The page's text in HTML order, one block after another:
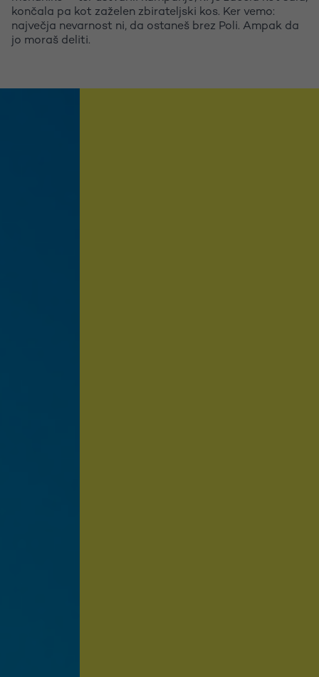
končala pa kot zaželen zbirateljski kos. Ker vemo:
največja nevarnost ni, da ostaneš brez Poli. Ampak da
jo moraš deliti.